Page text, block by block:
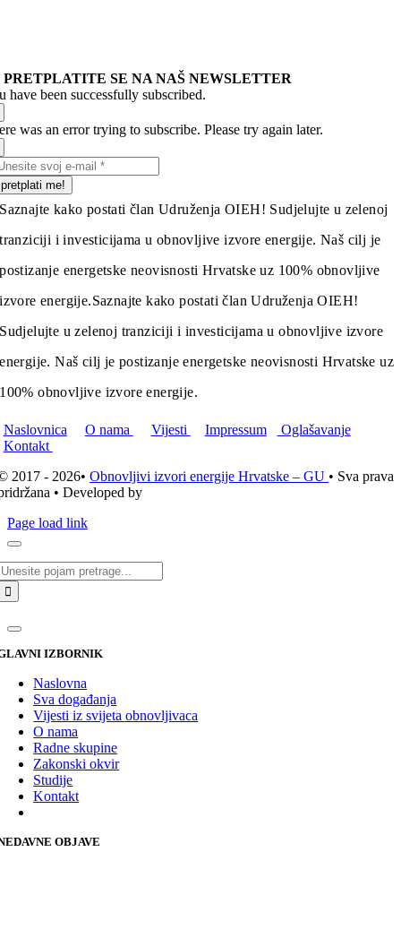
PRETPLATITE SE NA NAŠ NEWSLETTER
have been successfully subscribed.
was an error trying to subscribe. Please try again later.
pretplati me!
Saznajte kako postati član Udruženja OIEH! Sudjelujte u zelenoj
tranziciji i investicijama u obnovljive izvore energije. Naš cilj je
postizanje energetske neovisnosti Hrvatske uz 100% obnovljive
izvore energije.Saznajte kako postati član Udruženja OIEH!
Sudjelujte u zelenoj tranziciji i investicijama u obnovljive izvore
energije. Naš cilj je postizanje energetske neovisnosti Hrvatske uz
100% obnovljive izvore energije.
Naslovnica O nama Vijesti Impressum
Oglašavanje
Kontakt
2017 - 2026•Obnovljivi izvori energije Hrvatske – GU • Sva prava
• Developed by
Page load link
IZBORNIK
Naslovna
Sva događanja
Vijesti iz svijeta obnovljivaca
O nama
Radne skupine
Zakonski okvir
Studije
Kontakt
OBJAVE